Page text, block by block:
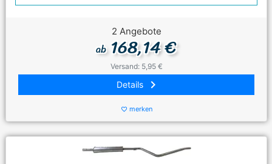
2 Angebote
ab168,14 €
Versand: 5,95 €
Details keyboard_arrow_right
favorite_border merken